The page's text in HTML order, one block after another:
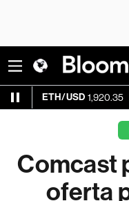
1,920.35 +0.03%
Comcast
oferta